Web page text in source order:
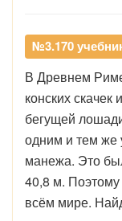
№3.170
В Древнем
конских
бегущей
одним и тем же
манежа. Это
40,8 м.
всём мире.